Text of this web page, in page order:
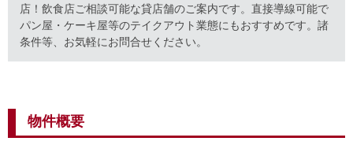
店！飲食店ご相談可能な貸店舗のご案内です。直接導線可能で
パン屋・ケーキ屋等のテイクアウト業態にもおすすめです。諸
条件等、お気軽にお問合せください。
物件概要